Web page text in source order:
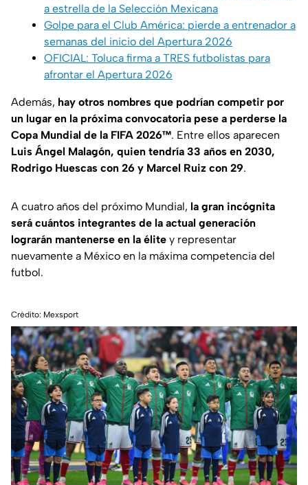
a estrella de la Selección Mexicana
Golpe para el Club América: pierde a entrenador a
semanas del inicio del Apertura 2026
OFICIAL: Toluca firma a TRES futbolistas para
afrontar el Apertura 2026
Además, hay otros nombres que podrían competir por
un lugar en la próxima convocatoria pese a perderse la
Copa Mundial de la FIFA 2026™. Entre ellos aparecen
Luis Ángel Malagón, quien tendría 33 años en 2030,
Rodrigo Huescas con 26 y Marcel Ruiz con 29.
A cuatro años del próximo Mundial, la gran incógnita
será cuántos integrantes de la actual generación
lograrán mantenerse en la élite y representar
nuevamente a México en la máxima competencia del
futbol.
Crédito: Mexsport